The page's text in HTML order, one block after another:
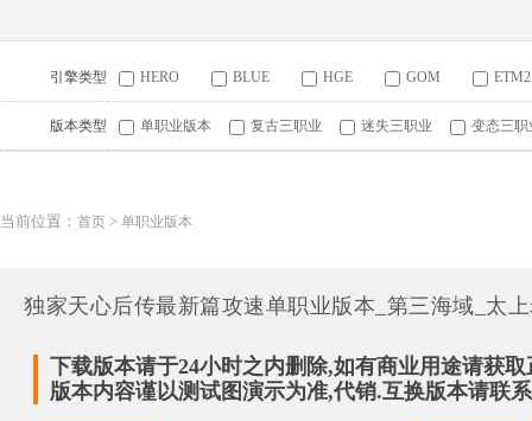
引擎类型 HERO BLUE HGE GOM ETM2
版本类型 单职业版本 复古三职业 迷失三职业 变态三职
当前位置： 首页 > 单职业版本
独家天心后传最新篇攻速单职业版本_第三海域_太
下载版本请于24小时之内删除,如有商业用途请获
版本内容谨以测试图演示为准,代销.互换版本请联